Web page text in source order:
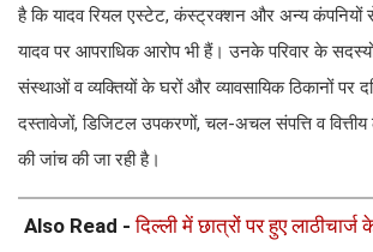
है कि यादव रियल एस्टेट, कंस्ट्रक्शन और अन्य कंपनियों
यादव पर आपराधिक आरोप भी हैं। उनके परिवार के
संस्थाओं व व्यक्तियों के घरों और व्यावसायिक ठिकानों पर
दस्तावेजों, डिजिटल उपकरणों, चल-अचल संपत्ति व
की जांच की जा रही है।
Also Read -दिल्ली में छात्रों पर हुए